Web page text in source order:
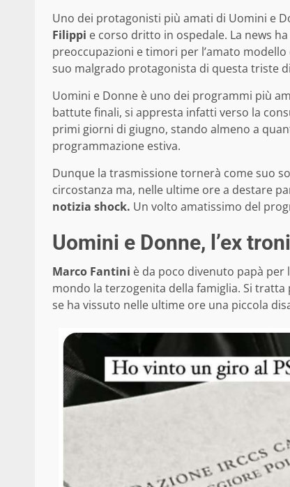
Uno dei protagonisti più amati di Uomini e
Filippi e corso dritto in ospedale. La news
preoccupazioni e timori per l’amato
suo malgrado protagonista di questa triste
Uomini e Donne è uno dei programmi più
battute finali, si appresta infatti verso la
primi giorni di giugno, stando almeno a
programmazione estiva.
Dunque la trasmissione tornerà come suo
circostanza ma, nelle ultime ore a destare
notizia shock. Un volto amatissimo del
Uomini e Donne, l’ex
Marco Fantini è da poco divenuto papà
mondo la terzogenita della famiglia. Si
se ha vissuto nelle ultime ore una piccola